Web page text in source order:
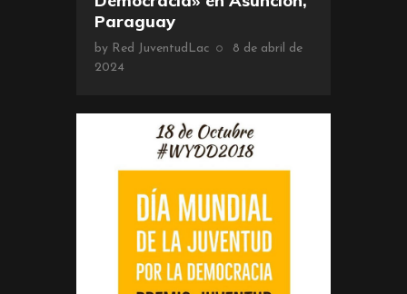
Paraguay
by Red JuventudLac
8 de abril de
2024